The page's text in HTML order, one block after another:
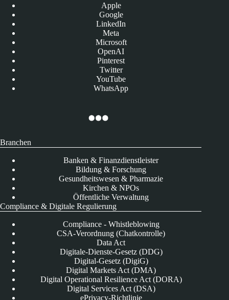
Apple
Google
LinkedIn
Meta
Microsoft
OpenAI
Pinterest
Twitter
YouTube
WhatsApp
Branchen
Banken & Finanzdienstleister
Bildung & Forschung
Gesundheitswesen & Pharmazie
Kirchen & NPOs
Öffentliche Verwaltung
Compliance & Digitale Regulierung
Compliance - Whistleblowing
CSA-Verordnung (Chatkontrolle)
Data Act
Digitale-Dienste-Gesetz (DDG)
Digital-Gesetz (DigiG)
Digital Markets Act (DMA)
Digital Operational Resilience Act (DORA)
Digital Services Act (DSA)
ePrivacy-Richtlinie